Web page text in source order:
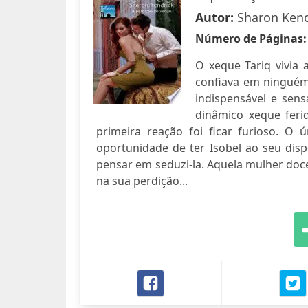
Autor: Sharon
Número de
O xeque Tariq vivia
confiava em
indispensável e
dinâmico xeque
primeira reação foi ficar furioso. O
oportunidade de ter Isobel ao seu
pensar em seduzi-la. Aquela mulher
na sua perdição...